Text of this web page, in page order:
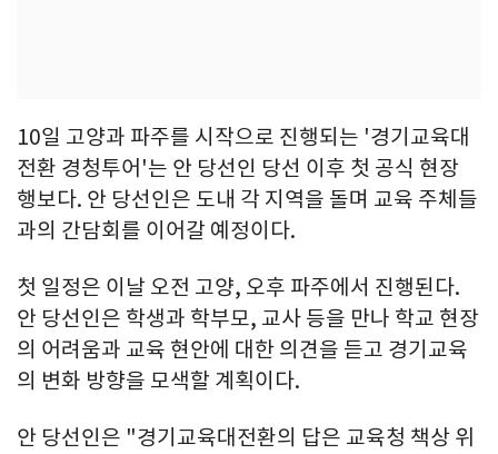
10일 고양과 파주를 시작으로 진행되는 '경기교육대
전환 경청투어'는 안 당선인 당선 이후 첫 공식 현장
행보다. 안 당선인은 도내 각 지역을 돌며 교육 주체들
과의 간담회를 이어갈 예정이다.
첫 일정은 이날 오전 고양, 오후 파주에서 진행된다.
안 당선인은 학생과 학부모, 교사 등을 만나 학교 현장
의 어려움과 교육 현안에 대한 의견을 듣고 경기교육
의 변화 방향을 모색할 계획이다.
안 당선인은 "경기교육대전환의 답은 교육청 책상 위